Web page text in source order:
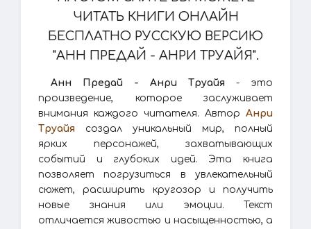
ЧИТАТЬ КНИГИ ОНЛАЙН
БЕСПЛАТНО РУССКУЮ ВЕРСИЮ
"АНН ПРЕДАЙ - АНРИ ТРУАЙЯ".
Анн Предай - Анри Труайя - это
произведение, которое заслуживает
внимания каждого читателя. Автор Анри
Труайя создал уникальный мир, полный
ярких персонажей, захватывающих
событий и глубоких идей. Эта книга
позволяет погрузиться в увлекательный
сюжет, расширить кругозор и получить
новые знания или эмоции. Текст
отличается живостью и насыщенностью, а